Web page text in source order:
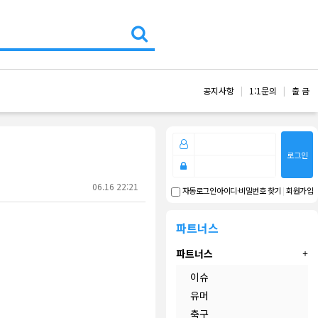
공지사항 1:1문의 출 금
06.16 22:21
로그인
자동로그인아이디·비밀번호 찾기 |회원가입
파트너스
파트너스
이슈
유머
축구